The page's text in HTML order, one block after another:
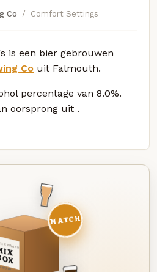
Co Comfort Settings
is een bier gebrouwen
Co uit Falmouth.
percentage van 8.0%.
oorsprong uit .
MAAND
8 BIEREN
MATCH